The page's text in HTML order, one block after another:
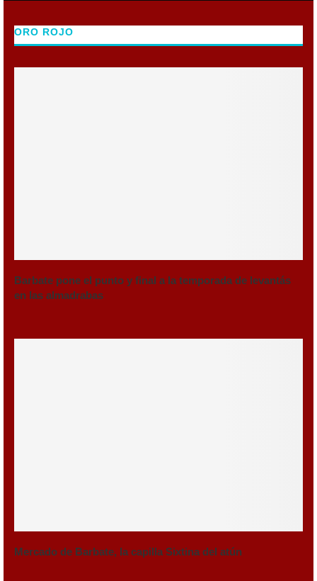
ORO ROJO
Barbate pone el punto y final a la temporada de levantás
en las almadrabas
Mercado de Barbate, la capilla Sixtina del atún